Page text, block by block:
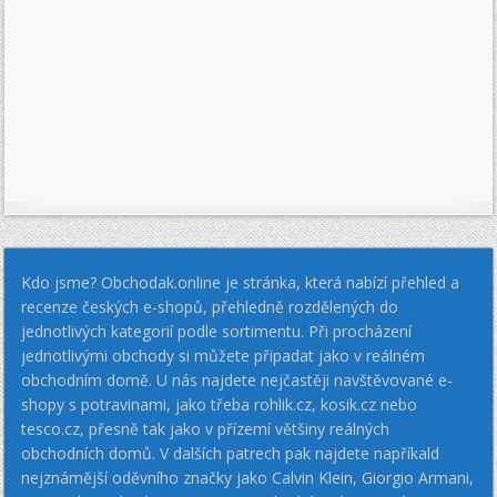
Kdo jsme? Obchodak.online je stránka, která nabízí přehled a
recenze českých e-shopů, přehledně rozdělených do
jednotlivých kategorií podle sortimentu. Při procházení
jednotlivými obchody si můžete připadat jako v reálném
obchodním domě. U nás najdete nejčastěji navštěvované e-
shopy s potravinami, jako třeba rohlik.cz, kosik.cz nebo
tesco.cz, přesně tak jako v přízemí většiny reálných
obchodních domů. V dalších patrech pak najdete napříkald
nejznámější oděvního značky jako Calvin Klein, Giorgio Armani,